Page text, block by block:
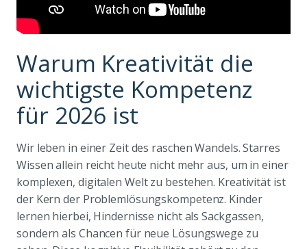
Warum Kreativität die
wichtigste Kompetenz
für 2026 ist
Wir leben in einer Zeit des raschen Wandels. Starres
Wissen allein reicht heute nicht mehr aus, um in einer
komplexen, digitalen Welt zu bestehen. Kreativität ist
der Kern der Problemlösungskompetenz. Kinder
lernen hierbei, Hindernisse nicht als Sackgassen,
sondern als Chancen für neue Lösungswege zu